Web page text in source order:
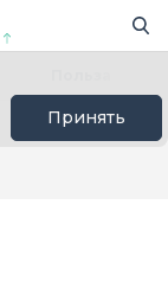
Принять